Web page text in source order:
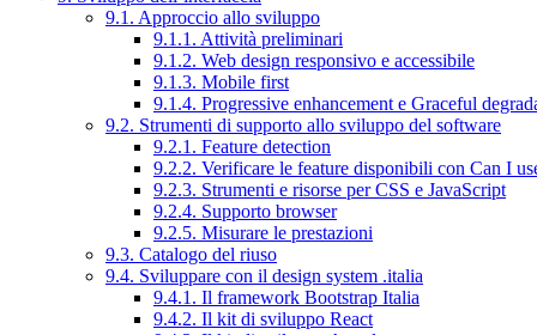
9.1. Approccio allo sviluppo
9.1.1. Attività preliminari
9.1.2. Web design responsivo e accessibile
9.1.3. Mobile first
9.1.4. Progressive enhancement e Graceful
9.2. Strumenti di supporto allo sviluppo del software
9.2.1. Feature detection
9.2.2. Verificare le feature disponibili con Can I
9.2.3. Strumenti e risorse per CSS e JavaScript
9.2.4. Supporto browser
9.2.5. Misurare le prestazioni
9.3. Catalogo del riuso
9.4. Sviluppare con il design system .italia
9.4.1. Il framework Bootstrap Italia
9.4.2. Il kit di sviluppo React